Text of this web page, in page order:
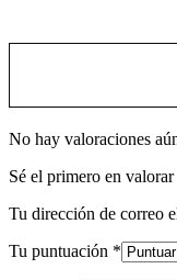
No hay valoraciones
Sé el primero en
Tu dirección de correo
Tu puntuación *